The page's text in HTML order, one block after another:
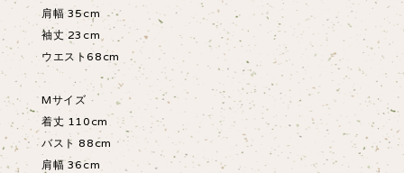
肩幅 35cm
袖丈 23cm
ウエスト68cm
Mサイズ
着丈 110cm
バスト 88cm
肩幅 36cm